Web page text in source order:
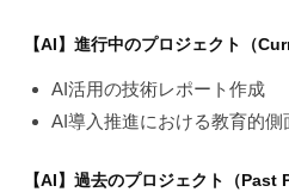
【AI】進行中のプロジェクト（
AI活用の技術レポート作成
AI導入推進における教育的側
【AI】過去のプロジェクト（Past